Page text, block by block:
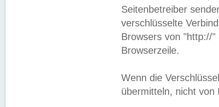
Seitenbetreiber
verschlüsselte
Browsers von "http://
Browserzeile.
Wenn die
übermitteln, nicht von